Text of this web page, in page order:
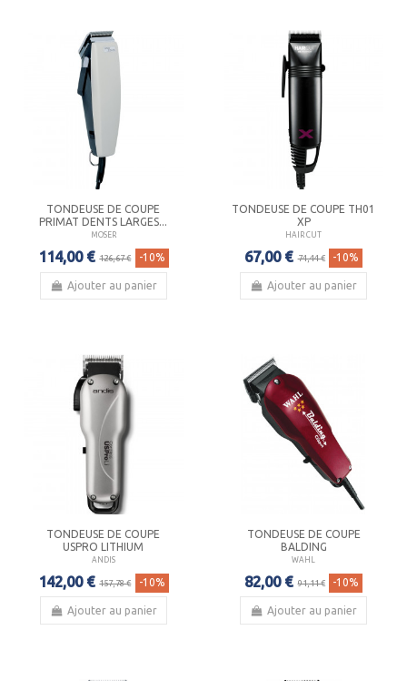
TONDEUSE DE COUPE
PRIMAT DENTS LARGES...
MOSER
114,00 € 126,67 € -10%
Ajouter au panier
TONDEUSE DE COUPE TH01
XP
HAIR CUT
67,00 € 74,44 € -10%
Ajouter au panier
TONDEUSE DE COUPE
USPRO LITHIUM
ANDIS
142,00 € 157,78 € -10%
Ajouter au panier
TONDEUSE DE COUPE
BALDING
WAHL
82,00 € 91,11 € -10%
Ajouter au panier